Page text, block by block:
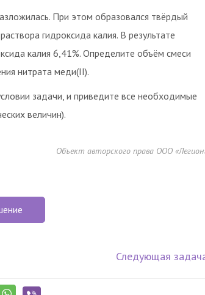
При этом образовался твёрдый
гидроксида калия. В результате
калия 6,41%. Определите объём смеси
нитрата меди(II).
задачи, и приведите все необходимые
величин).
Объект авторского права ООО
Следующая